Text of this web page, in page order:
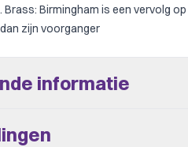
Brass: Birmingham is een vervolg
zijn voorganger
informatie